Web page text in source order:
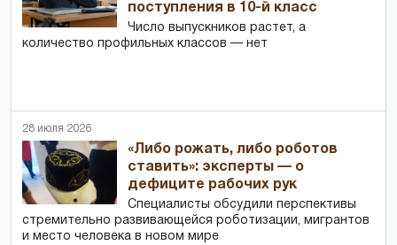
поступления в 10-й класс
Число выпускников растет, а
количество профильных классов — нет
28 июля 2026
«Либо рожать, либо роботов
ставить»: эксперты — о
дефиците рабочих рук
Специалисты обсудили перспективы
стремительно развивающейся роботизации, мигрантов
и место человека в новом мире